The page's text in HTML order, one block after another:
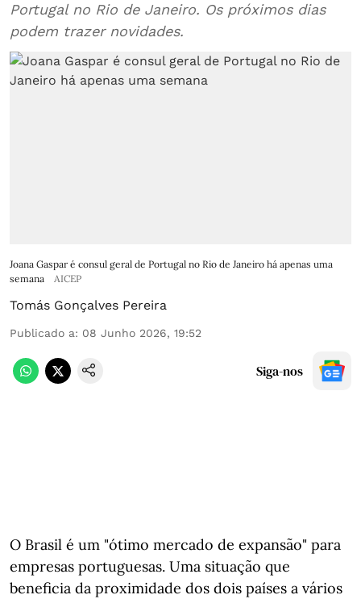
Portugal no Rio de Janeiro. Os próximos dias
podem trazer novidades.
Joana Gaspar é consul geral de Portugal no Rio de Janeiro há apenas uma
semana
AICEP
Tomás Gonçalves Pereira
Publicado a: 08 Junho 2026, 19:52
Siga-nos
O Brasil é um "ótimo mercado de expansão" para
empresas portuguesas. Uma situação que
beneficia da proximidade dos dois países a vários